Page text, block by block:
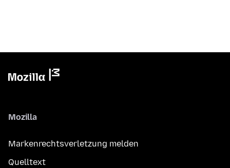
Mozilla
Markenrechtsverletzung melden
Quelltext